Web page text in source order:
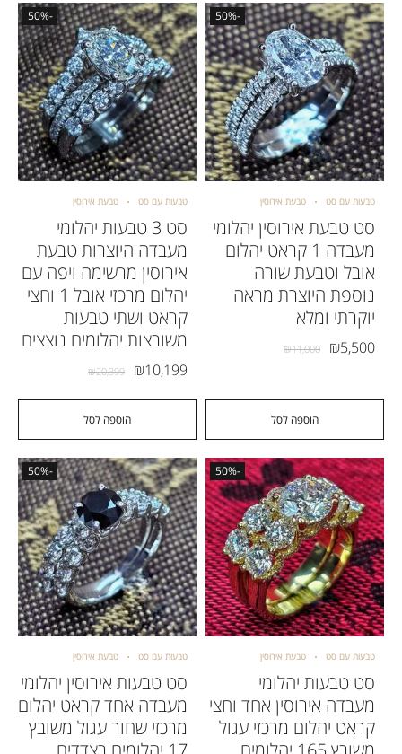
-50%
הוספה לסל
טבעות עם סט טבעת אירוסין
סט טבעת אירוסין יהלומי
מעבדה 1 קראט יהלום
אובל וטבעת שורה
נוספת היוצרת מראה
יוקרתי ומלא
₪11,000 ₪5,500
-50%
הוספה לסל
טבעות עם סט טבעת אירוסין
סט 3 טבעות יהלומי
מעבדה היוצרות טבעת
אירוסין מרשימה ויפה עם
יהלום מרכזי אובל 1 וחצי
קראט ושתי טבעות
משובצות יהלומים נוצצים
₪20,399 ₪10,199
-50%
טבעות עם סט טבעת אירוסין
סט טבעות יהלומי
מעבדה אירוסין אחד וחצי
קראט יהלום מרכזי עגול
-50%
טבעות עם סט טבעת אירוסין
סט טבעות אירוסין יהלומי
מעבדה אחד קראט יהלום
מרכזי שחור עגול משובץ